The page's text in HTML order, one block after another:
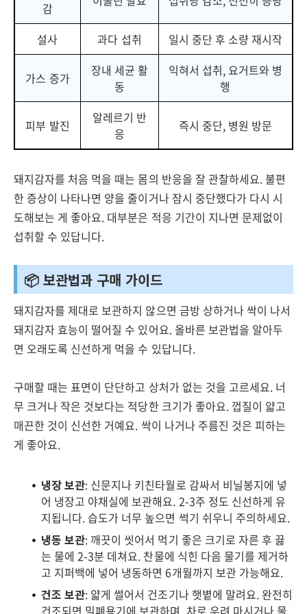
감
설사 과다 섭취 일시 중단 후 소량 재시작
가스 증가
장내 세균 활
동
익혀서 섭취, 요거트와 병
행
피부 발진
알레르기 반
응
즉시 중단, 병원 방문
돼지감자를 처음 먹을 때는 몸의 반응을 잘 관찰하세요. 불편
한 증상이 나타나면 양을 줄이거나 잠시 중단했다가 다시 시
도해보는 게 좋아요. 대부분은 적응 기간이 지나면 문제없이
섭취할 수 있답니다.
📦 보관법과 구매 가이드
돼지감자를 제대로 보관하지 않으면 금방 상하거나 싹이 나서
돼지감자 효능이 떨어질 수 있어요. 올바른 보관법을 알아두
면 오래도록 신선하게 먹을 수 있답니다.
구매할 때는 표면이 단단하고 상처가 없는 것을 고르세요. 너
무 크거나 작은 것보다는 적당한 크기가 좋아요. 껍질이 얇고
매끈한 것이 신선한 거예요. 싹이 나거나 주름진 것은 피하는
게 좋아요.
냉장 보관: 신문지나 키친타월로 감싸서 비닐봉지에 넣
어 냉장고 야채실에 보관해요. 2-3주 정도 신선하게 유
지됩니다. 습도가 너무 높으면 썩기 쉬우니 주의하세요.
냉동 보관: 깨끗이 씻어서 먹기 좋은 크기로 자른 후 끓
는 물에 2-3분 데쳐요. 찬물에 식힌 다음 물기를 제거하
고 지퍼백에 넣어 냉동하면 6개월까지 보관 가능해요.
건조 보관: 얇게 썰어서 건조기나 햇볕에 말려요. 완전히
건조되면 밀폐용기에 보관하며, 차로 우려 마시거나 물